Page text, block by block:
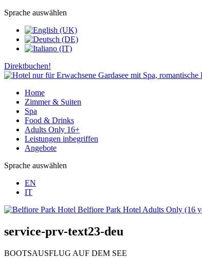
Sprache auswählen
Direktbuchen!
Home
Zimmer & Suiten
Spa
Food & Drinks
Adults Only 16+
Leistungen inbegriffen
Angebote
Sprache auswählen
EN
IT
service-prv-text23-deu
BOOTSAUSFLUG AUF DEM SEE